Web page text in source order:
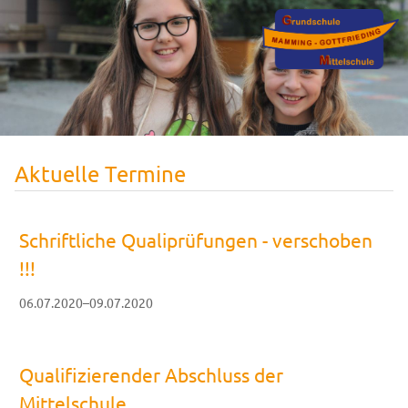
Aktuelle Termine
Schriftliche Qualiprüfungen - verschoben
!!!
06.07.2020–09.07.2020
Qualifizierender Abschluss der
Mittelschule